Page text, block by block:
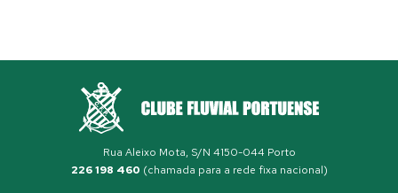
Rua Aleixo Mota, S/N 4150-044 Porto
226 198 460 (chamada para a rede fixa nacional)